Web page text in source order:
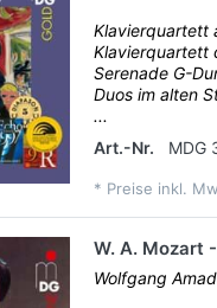
Klavierquartett
Klavierquartett
Serenade G-
Duos im alten
...
Art.-Nr.
MDG
* Preise inkl.
W. A. Mozart
Wolfgang